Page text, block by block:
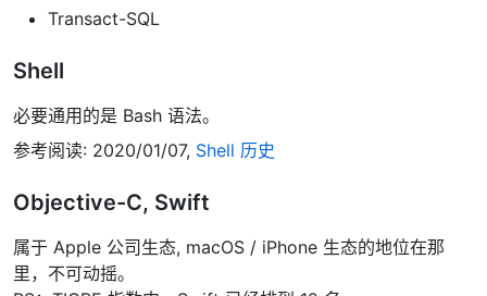
Transact-SQL
Shell
必要通用的是 Bash 语法。
参考阅读: 2020/01/07, Shell 历史
Objective-C, Swift
属于 Apple 公司生态, macOS / iPhone 生态的地位在那
里，不可动摇。